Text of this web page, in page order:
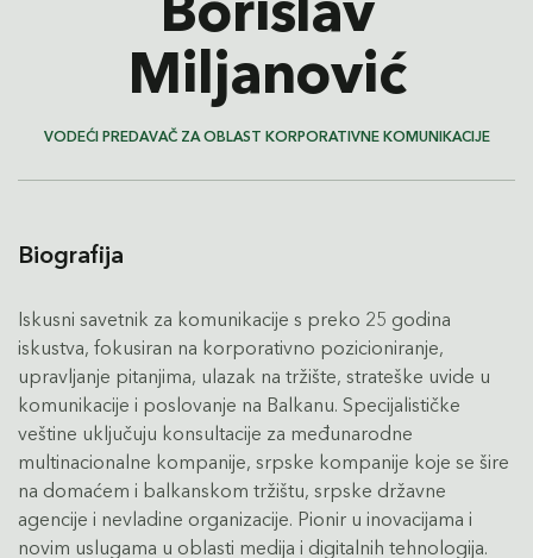
Miljanović
VODEĆI PREDAVAČ ZA OBLAST KORPORATIVNE KOMUNIKACIJE
Biografija
Iskusni savetnik za komunikacije s preko 25 godina
iskustva, fokusiran na korporativno pozicioniranje,
upravljanje pitanjima, ulazak na tržište, strateške uvide u
komunikacije i poslovanje na Balkanu. Specijalističke
veštine uključuju konsultacije za međunarodne
multinacionalne kompanije, srpske kompanije koje se šire
na domaćem i balkanskom tržištu, srpske državne
agencije i nevladine organizacije. Pionir u inovacijama i
novim uslugama u oblasti medija i digitalnih tehnologija.